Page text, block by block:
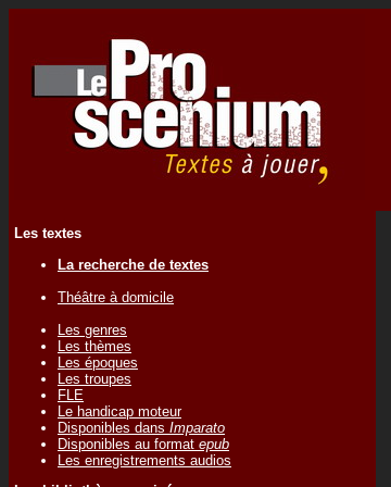
Les textes
La recherche de textes
Théâtre à domicile
Les genres
Les thèmes
Les époques
Les troupes
FLE
Le handicap moteur
Disponibles dans Imparato
Disponibles au format epub
Les enregistrements audios